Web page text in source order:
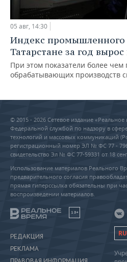
05 авг, 14:30
Индекс промышленного
Татарстане за год вырос
При этом показатели более
обрабатывающих производств
© 2015 - 2026 Сетевое издание
Федеральной службой по надзору в
технологий и массовых коммуникаций
регистрационный номер ЭЛ № ФС 77 -
свидетельство Эл № ФС 77-59331 от 18
Использование материалов Реального
предварительного согласия
прямая гиперссылка обязательны при
воспроизведении материалов.
18+
РЕДАКЦИЯ
РЕКЛАМА
RU